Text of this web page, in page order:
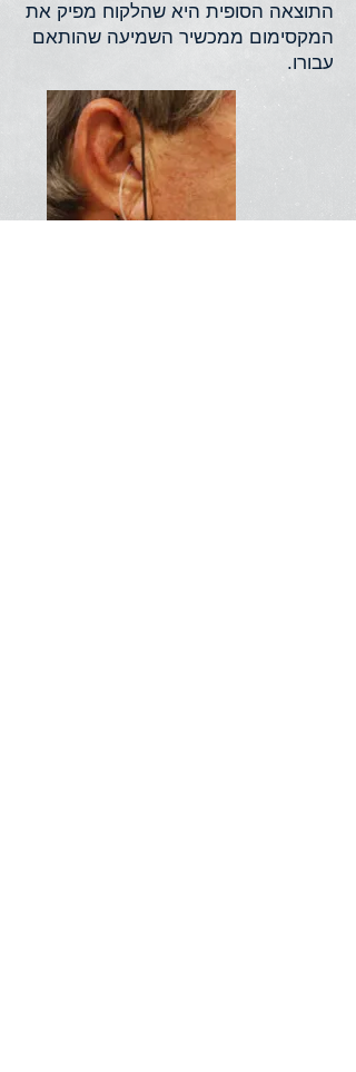
התוצאה הסופית היא שהלקוח מפיק את
המקסימום ממכשיר השמיעה שהותאם
עבורו.